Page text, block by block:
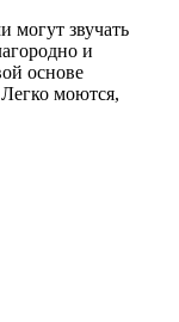
могут звучать
и
основе
моются,